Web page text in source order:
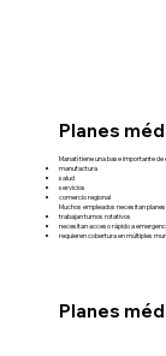
Planes
Manatí tiene una base importante de
manufactura
salud
servicios
comercio regional
Muchos empleados necesitan
trabajan turnos rotativos
necesitan acceso rápido a
requieren cobertura en múltiples
Planes